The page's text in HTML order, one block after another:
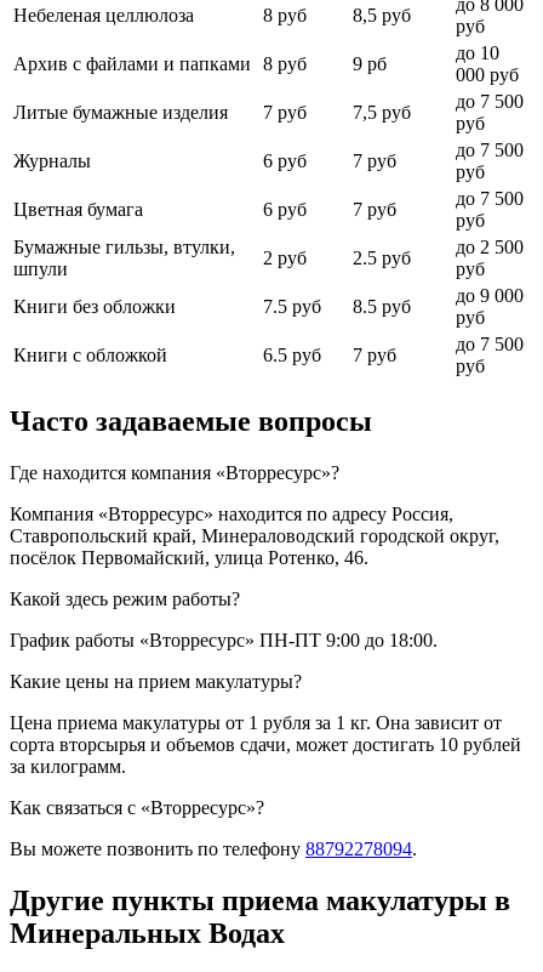
Небеленая целлюлоза 8 руб 8,5 руб
до 8 000
руб
Архив с файлами и папками
8 руб 9 рб
до 10
000 руб
Литые бумажные изделия
7 руб 7,5 руб
до 7 500
руб
Журналы
6 руб 7 руб
до 7 500
руб
Цветная бумага
6 руб 7 руб
до 7 500
руб
Бумажные гильзы, втулки,
шпули
2 руб 2.5 руб
до 2 500
руб
Книги без обложки
7.5 руб 8.5 руб
до 9 000
руб
Книги с обложкой
6.5 руб 7 руб
до 7 500
руб
Часто задаваемые вопросы
Где находится компания «Вторресурс»?
Компания «Вторресурс» находится по адресу Россия,
Ставропольский край, Минераловодский городской округ,
посёлок Первомайский, улица Ротенко, 46.
Какой здесь режим работы?
График работы «Вторресурс» ПН-ПТ 9:00 до 18:00.
Какие цены на прием макулатуры?
Цена приема макулатуры от 1 рубля за 1 кг. Она зависит от
сорта вторсырья и объемов сдачи, может достигать 10 рублей
за килограмм.
Как связаться с «Вторресурс»?
Вы можете позвонить по телефону 88792278094.
Другие пункты приема макулатуры в
Минеральных Водах